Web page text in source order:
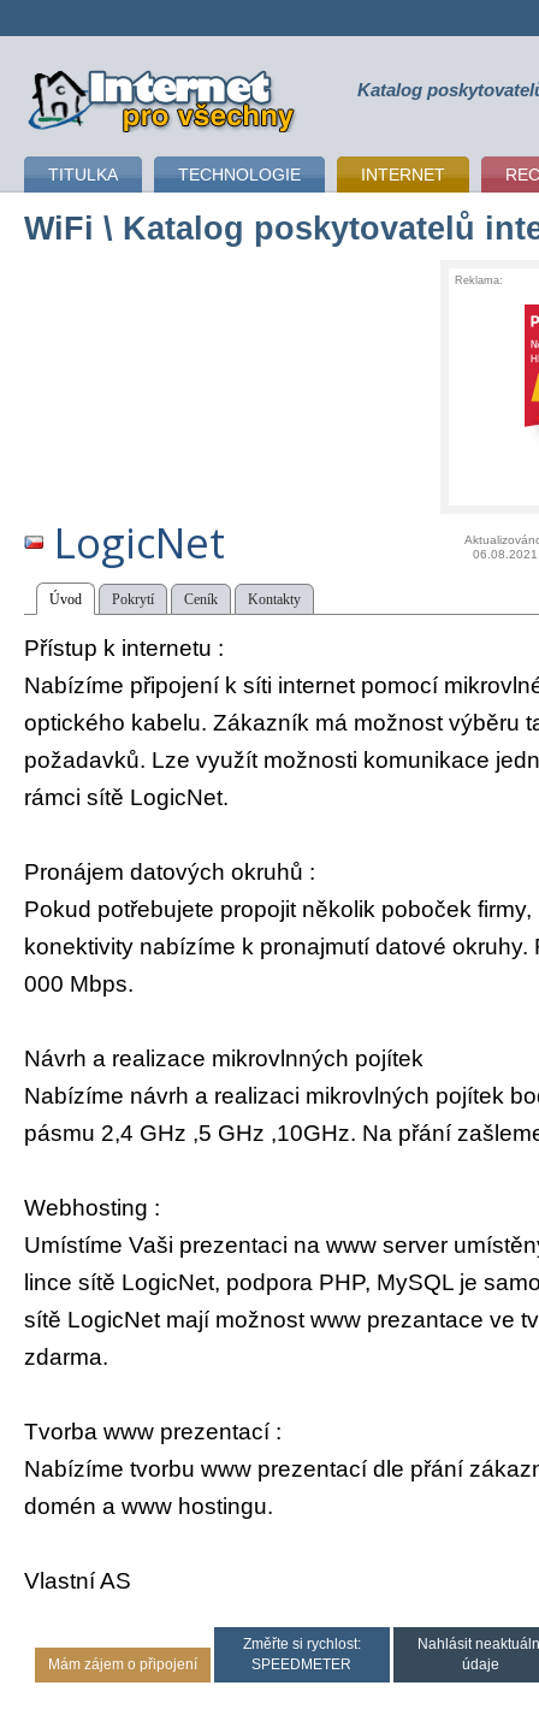
připojení k internetu Katalog
TITULKA TECHNOLOGIE INTERNET
WiFi \ Katalog poskytovatelů
Reklama:
LogicNet
06.08.2021
Úvod Pokrytí Ceník Kontakty
Přístup k internetu :
Nabízíme připojení k síti internet pomocí
optického kabelu. Zákazník má možnost výběru
požadavků. Lze využít možnosti komunikace
rámci sítě LogicNet.
Pronájem datových okruhů :
Pokud potřebujete propojit několik poboček
konektivity nabízíme k pronajmutí datové okruhy.
000 Mbps.
Návrh a realizace mikrovlnných pojítek
Nabízíme návrh a realizaci mikrovlných pojítek
pásmu 2,4 GHz ,5 GHz ,10GHz. Na přání
Webhosting :
Umístíme Vaši prezentaci na www server
lince sítě LogicNet, podpora PHP, MySQL je
sítě LogicNet mají možnost www prezantace ve
zdarma.
Tvorba www prezentací :
Nabízíme tvorbu www prezentací dle přání
domén a www hostingu.
Vlastní AS
Mám zájem o připojení
Změřte si rychlost:
SPEEDMETER
Nahlásit
údaje